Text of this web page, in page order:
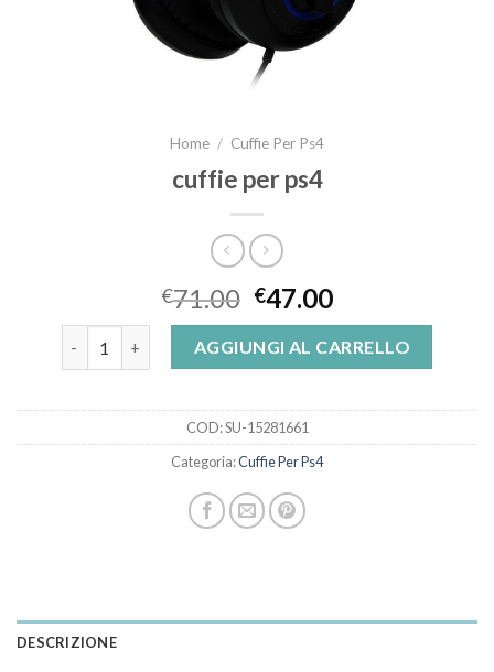
Home / Cuffie Per Ps4
cuffie per ps4
€71.00 €47.00
cuffie per ps4 quantitàAGGIUNGI AL CARRELLO
COD:SU-15281661
Categoria:Cuffie Per Ps4
DESCRIZIONE